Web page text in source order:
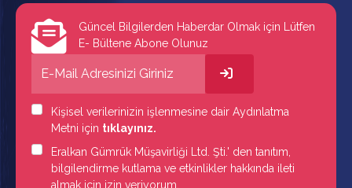
Güncel Bilgilerden Haberdar Olmak için Lütfen
E- Bültene Abone Olunuz
Kişisel verilerinizin işlenmesine dair Aydınlatma
Metni için tıklayınız.
Eralkan Gümrük Müşavirliği Ltd. Şti.' den tanıtım,
bilgilendirme kutlama ve etkinlikler hakkında ileti
almak için izin veriyorum.